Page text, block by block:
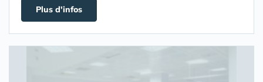
Plus d'infos